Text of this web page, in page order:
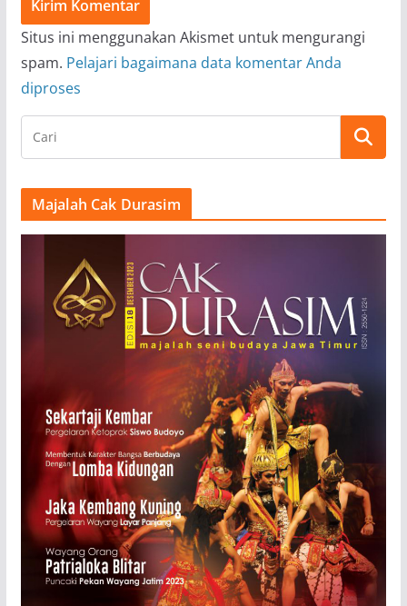
Situs ini menggunakan Akismet untuk mengurangi
spam. Pelajari bagaimana data komentar Anda
diproses
Majalah Cak Durasim